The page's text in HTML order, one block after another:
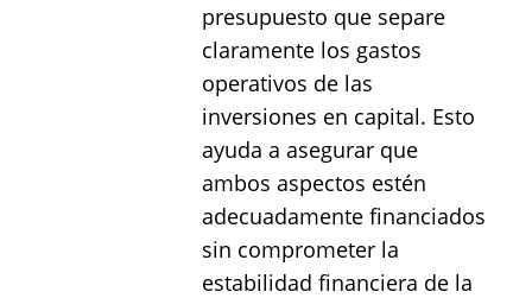
presupuesto que separe
claramente los gastos
operativos de las
inversiones en capital. Esto
ayuda a asegurar que
ambos aspectos estén
adecuadamente financiados
sin comprometer la
estabilidad financiera de la